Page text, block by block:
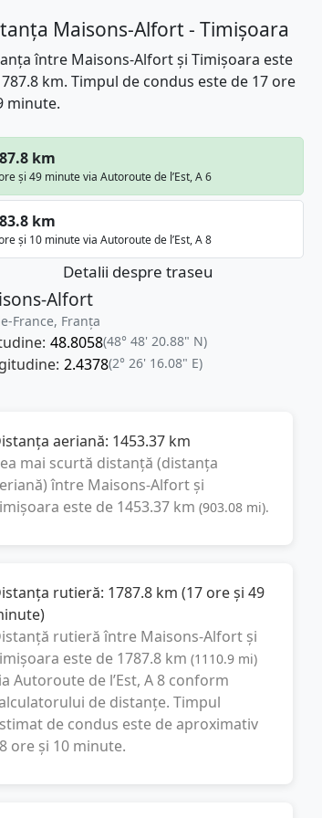
Maisons-Alfort - Timișoara
între Maisons-Alfort și Timișoara este
km. Timpul de condus este de 17 ore
minute.
km
și 49 minute via Autoroute de l’Est, A 6
km
și 10 minute via Autoroute de l’Est, A 8
Detalii despre traseu
Alfort
France, Franţa
48.8058(48° 48' 20.88" N)
2.4378(2° 26' 16.08" E)
aeriană: 1453.37 km
mai scurtă distanță (distanța
între Maisons-Alfortși
este de 1453.37 km (903.08 mi).
rutieră: 1787.8 km (17 ore și 49
)
rutieră între Maisons-Alfortși
este de 1787.8 km (1110.9 mi)
Autoroute de l’Est, A 8conform
de distanțe. Timpul
de condus este de aproximativ
ore și 10 minute.